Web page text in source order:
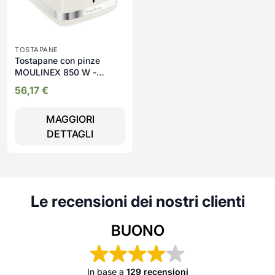
TOSTAPANE
Tostapane con pinze
MOULINEX 850 W -
56,17 €
MAGGIORI
DETTAGLI
Le recensioni dei nostri clienti
BUONO
In base a 129 recensioni